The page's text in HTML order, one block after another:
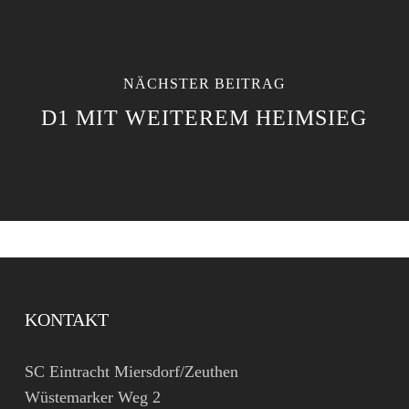
NÄCHSTER BEITRAG
D1 MIT WEITEREM HEIMSIEG
KONTAKT
SC Eintracht Miersdorf/Zeuthen
Wüstemarker Weg 2